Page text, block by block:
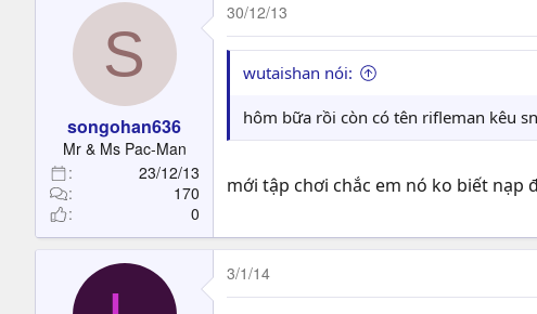
S
songohan636
Mr & Ms Pac-Man
23/12/13
170
0
30/12/13
wutaishan nói:
hôm bữa rồi còn có tên rifleman kêu
mới tập chơi chắc em nó ko biết nạp
3/1/14